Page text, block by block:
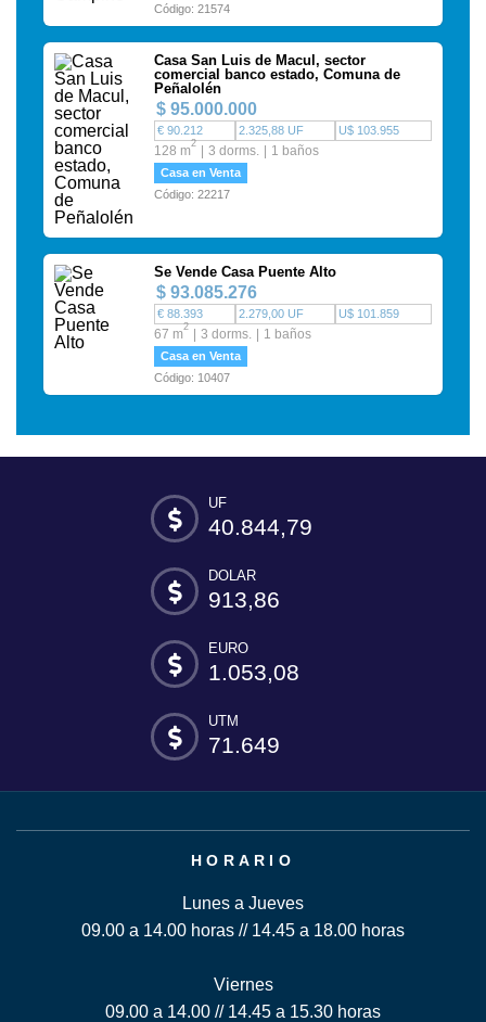
Código: 21574
Casa San Luis de Macul, sector
comercial banco estado, Comuna de
Peñalolén
$ 95.000.000
€ 90.212 2.325,88 UF U$ 103.955
128 m2 3 dorms. 1 baños
Casa en Venta
Código: 22217
Se Vende Casa Puente Alto
$ 93.085.276
€ 88.393 2.279,00 UF U$ 101.859
67 m2 3 dorms. 1 baños
Casa en Venta
Código: 10407
UF
40.844,79
DOLAR
913,86
EURO
1.053,08
UTM
71.649
HORARIO
Lunes a Jueves
09.00 a 14.00 horas // 14.45 a 18.00 horas
Viernes
09.00 a 14.00 // 14.45 a 15.30 horas